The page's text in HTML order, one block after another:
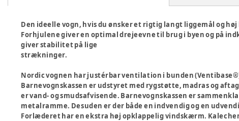
Den ideelle vogn, hvis du ønsker et rigtig langt liggemål og
Forhjulene giver en optimal drejeevne til brug i byen og på
giver stabilitet på lige
strækninger.
Nordic vognen har justérbar ventilation i bunden
Barnevognskassen er udstyret med rygstøtte, madras og
er vand- og smudsafvisende. Barnevognskassen er
metalramme. Desuden er der både en indvendig og en
Forlæderet har en ekstra høj opklappelig vindskærm.